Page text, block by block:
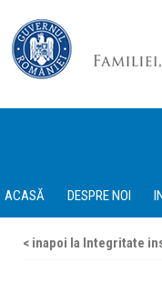
ACASĂ DESPRE NOI
< inapoi la Integritate